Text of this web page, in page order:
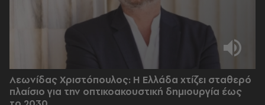
Λεωνίδας Χριστόπουλος: Η Ελλάδα χτίζει σταθερό
πλαίσιο για την οπτικοακουστική δημιουργία έως